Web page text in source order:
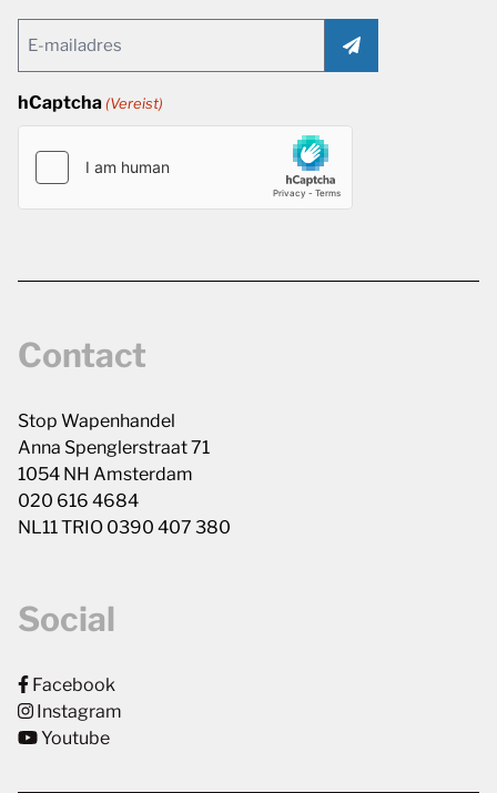
(Vereist)
hCaptcha (Vereist)
Contact
Stop Wapenhandel
Anna Spenglerstraat 71
1054 NH Amsterdam
020 616 4684
NL11 TRIO 0390 407 380
Social
Facebook
Instagram
Youtube